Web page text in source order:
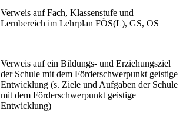
Verweis auf Fach, Klassenstufe und
Lernbereich im Lehrplan FÖS(L), GS, OS
Verweis auf ein Bildungs- und Erziehungsziel
der Schule mit dem Förderschwerpunkt geistige
Entwicklung (s. Ziele und Aufgaben der Schule
mit dem Förderschwerpunkt geistige
Entwicklung)